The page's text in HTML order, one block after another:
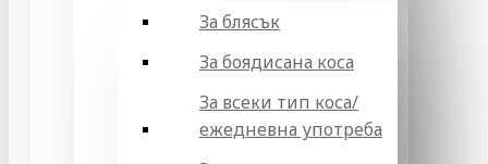
За блясък
За боядисана коса
За всеки тип коса/
ежедневна употреба